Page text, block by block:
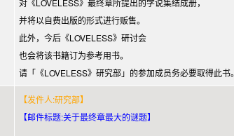
对《LOVELESS》最终章所提出的学说集结成册，
并将以自费出版的形式进行贩售。
此外，今后《LOVELESS》研讨会
也会将该书籍订为参考用书。
请「《LOVELESS》研究部」的参加成员务必要取得此书。
【发件人:研究部】
【邮件标题:关于最终章最大的谜题】